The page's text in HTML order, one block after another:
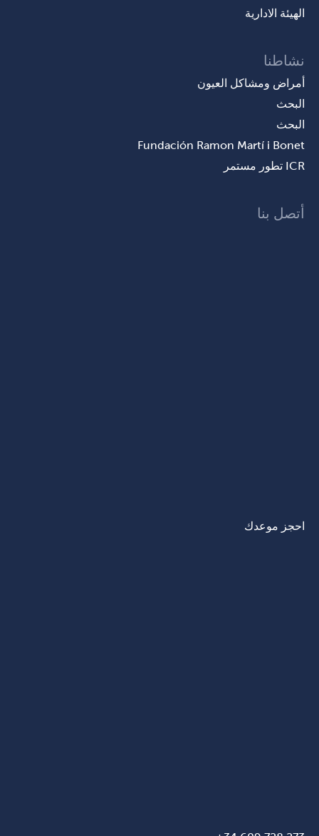
الهيئة الادارية
نشاطنا
أمراض ومشاكل العيون
البحث
البحث
Fundación Ramon Martí i Bonet
ICR تطور مستمر
أتصل بنا
احجز موعدك